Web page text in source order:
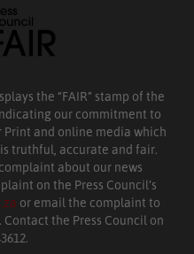
the “FAIR” stamp of the
our commitment to
Print and online media which
truthful, accurate and fair.
about our news
on the Press Council’s
or email the complaint to
. Contact the Press Council on